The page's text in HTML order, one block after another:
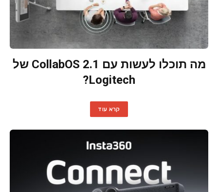
מה תוכלו לעשות עם CollabOS 2.1 של
Logitech?
קרא עוד